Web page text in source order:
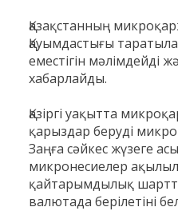
Қазақстанның
Қауымдастығы
еместігін мәлімдейді
хабарлайды.
Қазіргі уақытта
қарыздар беруді
Заңға сәйкес жүзеге
микронесиелер
қайтарымдылық
валютада берілетіні